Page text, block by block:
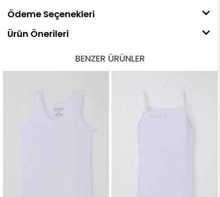
Ödeme Seçenekleri
Ürün Önerileri
BENZER ÜRÜNLER